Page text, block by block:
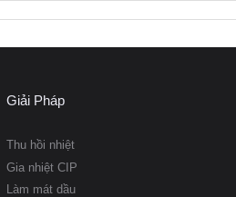
Giải Pháp
Thu hồi nhiệt
Gia nhiệt CIP
Làm mát dầu